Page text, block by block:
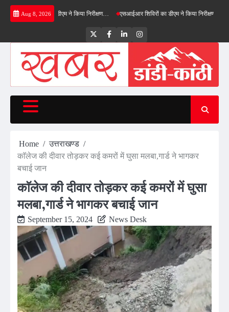
Skip
Aug 8, 2026
बाईपास का डीएम ने किया निरीक्षण… एसआईआर शिविरों का डीएम ने किया निरीक्षण, बोले—कोई
TwitterFacebookLinkedInInstagram
Home
उत्तराखण्ड
काॅलेज की दीवार तोड़कर कई कमरों में घुसा मलबा,गार्ड ने भागकर
बचाई जान
काॅलेज की दीवार तोड़कर कई कमरों में घुसा
मलबा,गार्ड ने भागकर बचाई जान
September 15, 2024 News Desk